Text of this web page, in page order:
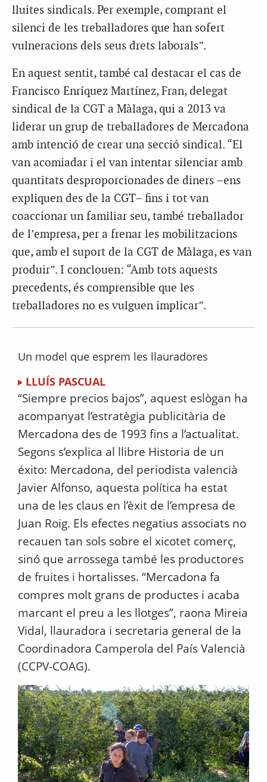
lluites sindicals. Per exemple, comprant el
silenci de les treballadores que han sofert
vulneracions dels seus drets laborals”.
En aquest sentit, també cal destacar el cas de
Francisco Enríquez Martínez, Fran, delegat
sindical de la CGT a Màlaga, qui a 2013 va
liderar un grup de treballadores de Mercadona
amb intenció de crear una secció sindical. “El
van acomiadar i el van intentar silenciar amb
quantitats desproporcionades de diners –ens
expliquen des de la CGT– fins i tot van
coaccionar un familiar seu, també treballador
de l’empresa, per a frenar les mobilitzacions
que, amb el suport de la CGT de Màlaga, es van
produir”. I conclouen: “Amb tots aquests
precedents, és comprensible que les
treballadores no es vulguen implicar”.
Un model que esprem les llauradores
LLUÍS PASCUAL
“Siempre precios bajos”, aquest eslògan ha
acompanyat l’estratègia publicitària de
Mercadona des de 1993 fins a l’actualitat.
Segons s’explica al llibre Historia de un
éxito: Mercadona, del periodista valencià
Javier Alfonso, aquesta política ha estat
una de les claus en l’èxit de l’empresa de
Juan Roig. Els efectes negatius associats no
recauen tan sols sobre el xicotet comerç,
sinó que arrossega també les productores
de fruites i hortalisses. “Mercadona fa
compres molt grans de productes i acaba
marcant el preu a les llotges”, raona Mireia
Vidal, llauradora i secretaria general de la
Coordinadora Camperola del País Valencià
(CCPV-COAG).